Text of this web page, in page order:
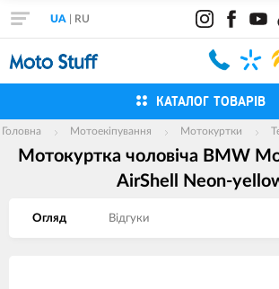
UA RU
КАТАЛОГ ТОВАРІВ
Головна Мотоекіпування Мотокуртки
Мотокуртка чоловіча BMW
AirShell Neon-
Огляд Вiдгуки